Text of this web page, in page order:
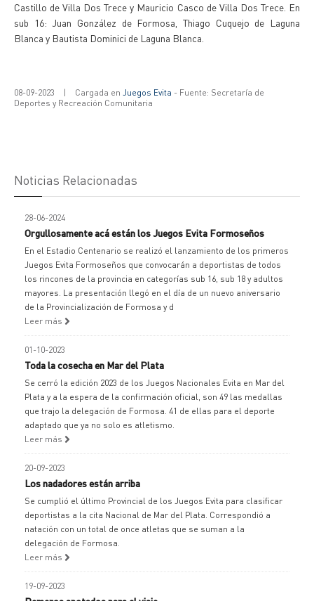
Castillo de Villa Dos Trece y Mauricio Casco de Villa Dos Trece. En
sub 16: Juan González de Formosa, Thiago Cuquejo de Laguna
Blanca y Bautista Dominici de Laguna Blanca.
08-09-2023 | Cargada en Juegos Evita - Fuente: Secretaría de
Deportes y Recreación Comunitaria
Noticias Relacionadas
28-06-2024
Orgullosamente acá están los Juegos Evita Formoseños
En el Estadio Centenario se realizó el lanzamiento de los primeros
Juegos Evita Formoseños que convocarán a deportistas de todos
los rincones de la provincia en categorías sub 16, sub 18 y adultos
mayores. La presentación llegó en el día de un nuevo aniversario
de la Provincialización de Formosa y d
Leer más
01-10-2023
Toda la cosecha en Mar del Plata
Se cerró la edición 2023 de los Juegos Nacionales Evita en Mar del
Plata y a la espera de la confirmación oficial, son 49 las medallas
que trajo la delegación de Formosa. 41 de ellas para el deporte
adaptado que ya no solo es atletismo.
Leer más
20-09-2023
Los nadadores están arriba
Se cumplió el último Provincial de los Juegos Evita para clasificar
deportistas a la cita Nacional de Mar del Plata. Correspondió a
natación con un total de once atletas que se suman a la
delegación de Formosa.
Leer más
19-09-2023